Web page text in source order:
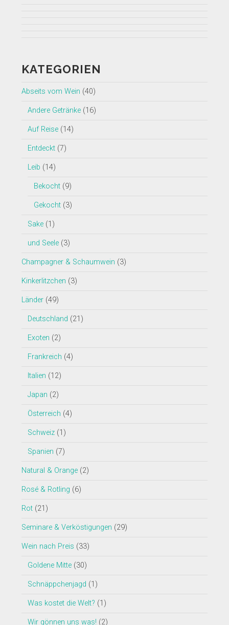
anzeigen
Twitter
auf
Instagram
anzeigen
auf
anzeigen
UCHEzoa4kYDNenjlP_C_gKIg
YouTube
KATEGORIEN
Abseits vom Wein (40)
Andere Getränke(16)
Auf Reise(14)
Entdeckt(7)
Leib (14)
Bekocht(9)
Gekocht(3)
Sake(1)
und Seele(3)
Champagner & Schaumwein (3)
Kinkerlitzchen (3)
Länder(49)
Deutschland (21)
Exoten (2)
Frankreich (4)
Italien (12)
Japan (2)
Österreich (4)
Schweiz(1)
Spanien (7)
Natural & Orange(2)
Rosé & Rotling (6)
Rot(21)
Seminare & Verköstigungen (29)
Wein nach Preis (33)
Goldene Mitte(30)
Schnäppchenjagd (1)
Was kostet die Welt? (1)
Wir gönnen uns was! (2)